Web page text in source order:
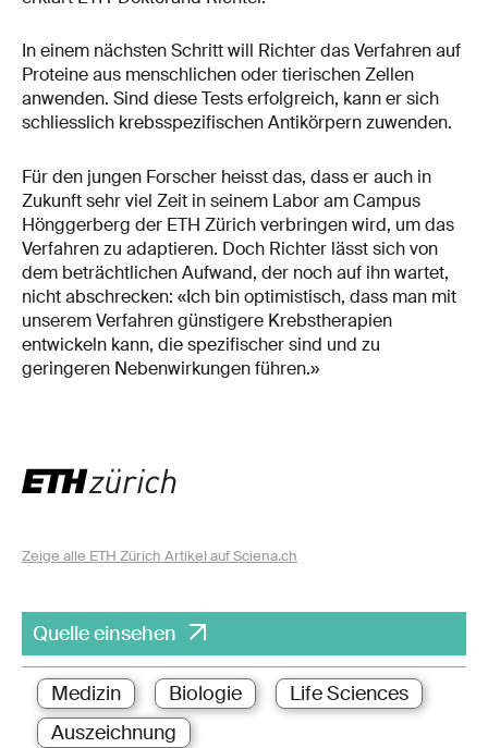
In einem nächsten Schritt will Richter das Verfahren auf
Proteine aus menschlichen oder tierischen Zellen
anwenden. Sind diese Tests erfolgreich, kann er sich
schliesslich krebsspezifischen Antikörpern zuwenden.
Für den jungen Forscher heisst das, dass er auch in
Zukunft sehr viel Zeit in seinem Labor am Campus
Hönggerberg der ETH Zürich verbringen wird, um das
Verfahren zu adaptieren. Doch Richter lässt sich von
dem beträchtlichen Aufwand, der noch auf ihn wartet,
nicht abschrecken: «Ich bin optimistisch, dass man mit
unserem Verfahren günstigere Krebstherapien
entwickeln kann, die spezifischer sind und zu
geringeren Nebenwirkungen führen.»
Zeige alle ETH Zürich Artikel auf Sciena.ch
Quelle einsehen
Medizin Biologie
Life Sciences
Auszeichnung